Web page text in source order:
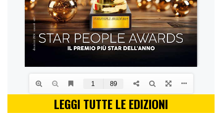
LEGGI TUTTE LE EDIZIONI